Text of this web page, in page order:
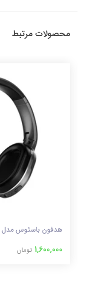
محصولات مرتبط
هدفون باسئوس مدل Encok D02 Pro
1,600,000 تومان